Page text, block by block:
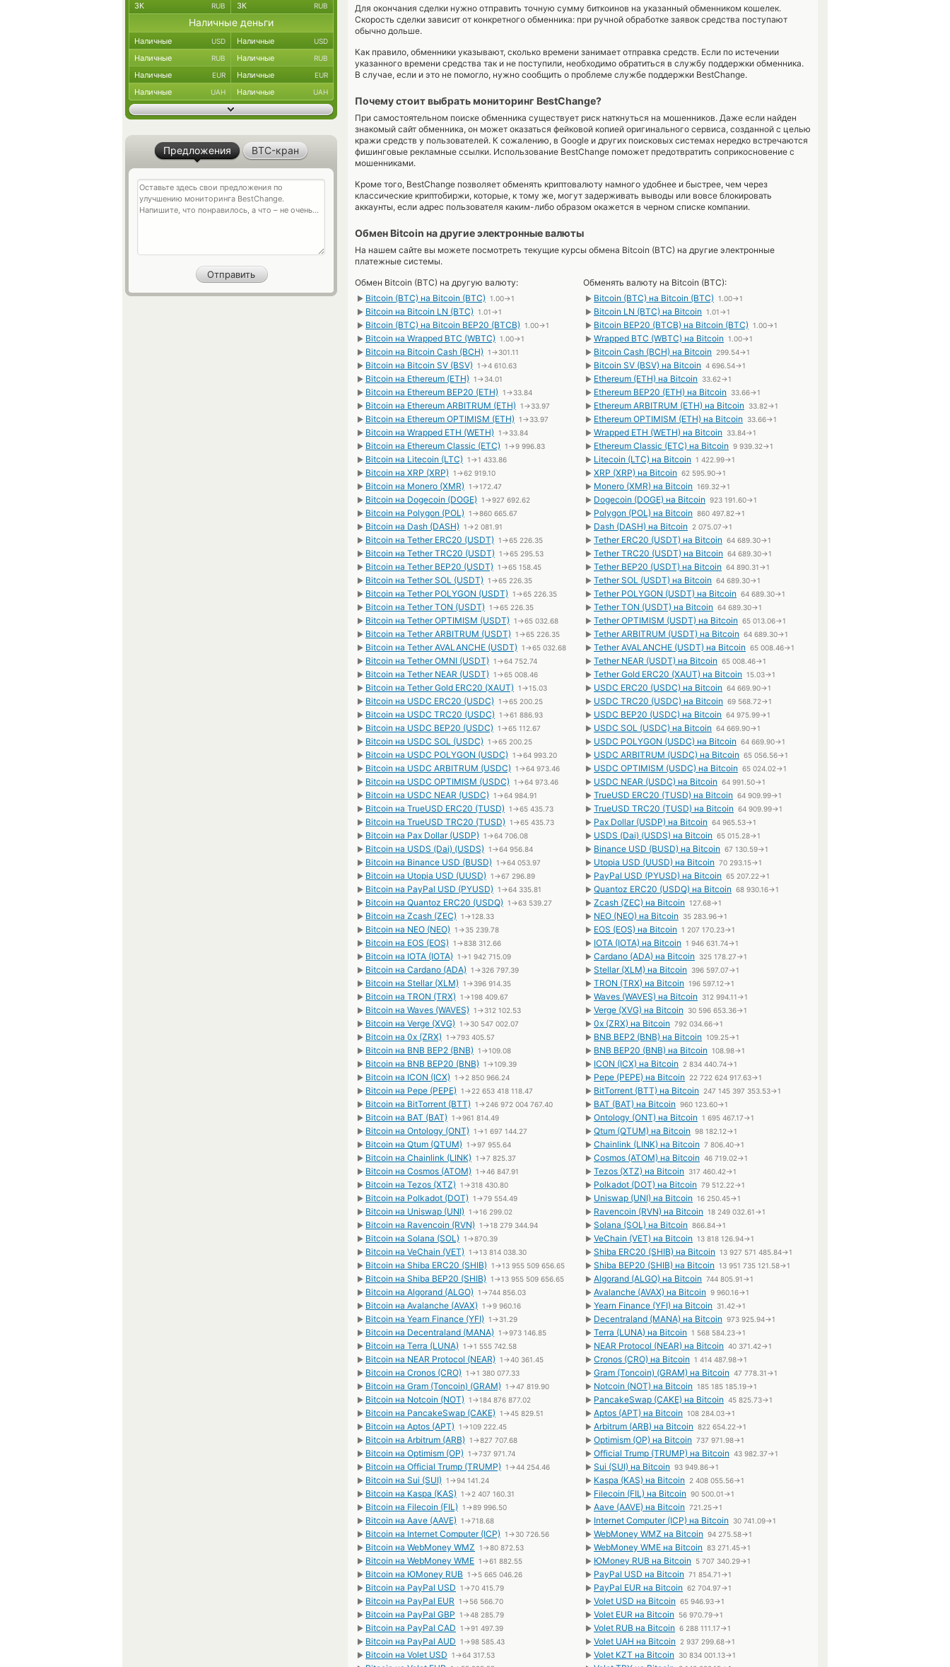
Для окончания сделки нужно отправить точную сумму биткоинов на указанный обменником кошелек.
Скорость сделки зависит от конкретного обменника: при ручной обработке заявок средства поступают
обычно дольше.
Как правило, обменники указывают, сколько времени занимает отправка средств. Если по истечении
указанного времени средства так и не поступили, необходимо обратиться в службу поддержки обменника.
В случае, если и это не помогло, нужно сообщить о проблеме службе поддержки BestChange.
Почему стоит выбрать мониторинг BestChange?
При самостоятельном поиске обменника существует риск наткнуться на мошенников. Даже если найден
знакомый сайт обменника, он может оказаться фейковой копией оригинального сервиса, созданной с целью
кражи средств у пользователей. К сожалению, в Google и других поисковых системах нередко встречаются
фишинговые рекламные ссылки. Использование BestChange поможет предотвратить соприкосновение с
мошенниками.
Кроме того, BestChange позволяет обменять криптовалюту намного удобнее и быстрее, чем через
классические криптобиржи, которые, к тому же, могут задерживать выводы или вовсе блокировать
аккаунты, если адрес пользователя каким-либо образом окажется в черном списке компании.
Обмен Bitcoin на другие электронные валюты
На нашем сайте вы можете посмотреть текущие курсы обмена Bitcoin (BTC) на другие электронные
платежные системы.
Обмен Bitcoin (BTC) на другую валюту:
► Bitcoin (BTC) на Bitcoin (BTC) 1.00→1
► Bitcoin на Bitcoin LN (BTC) 1.01→1
► Bitcoin (BTC) на Bitcoin BEP20 (BTCB) 1.00→1
► Bitcoin на Wrapped BTC (WBTC) 1.00→1
► Bitcoin на Bitcoin Cash (BCH) 1→301.11
► Bitcoin на Bitcoin SV (BSV) 1→4 610.63
► Bitcoin на Ethereum (ETH) 1→34.01
► Bitcoin на Ethereum BEP20 (ETH) 1→33.84
► Bitcoin на Ethereum ARBITRUM (ETH) 1→33.97
► Bitcoin на Ethereum OPTIMISM (ETH) 1→33.97
► Bitcoin на Wrapped ETH (WETH) 1→33.84
► Bitcoin на Ethereum Classic (ETC) 1→9 996.83
► Bitcoin на Litecoin (LTC) 1→1 433.86
► Bitcoin на XRP (XRP) 1→62 919.10
► Bitcoin на Monero (XMR) 1→172.47
► Bitcoin на Dogecoin (DOGE) 1→927 692.62
► Bitcoin на Polygon (POL) 1→860 665.67
► Bitcoin на Dash (DASH) 1→2 081.91
► Bitcoin на Tether ERC20 (USDT) 1→65 226.35
► Bitcoin на Tether TRC20 (USDT) 1→65 295.53
► Bitcoin на Tether BEP20 (USDT) 1→65 158.45
► Bitcoin на Tether SOL (USDT) 1→65 226.35
► Bitcoin на Tether POLYGON (USDT) 1→65 226.35
► Bitcoin на Tether TON (USDT) 1→65 226.35
► Bitcoin на Tether OPTIMISM (USDT) 1→65 032.68
► Bitcoin на Tether ARBITRUM (USDT) 1→65 226.35
► Bitcoin на Tether AVALANCHE (USDT) 1→65 032.68
► Bitcoin на Tether OMNI (USDT) 1→64 752.74
► Bitcoin на Tether NEAR (USDT) 1→65 008.46
► Bitcoin на Tether Gold ERC20 (XAUT) 1→15.03
► Bitcoin на USDC ERC20 (USDC) 1→65 200.25
► Bitcoin на USDC TRC20 (USDC) 1→61 886.93
► Bitcoin на USDC BEP20 (USDC) 1→65 112.67
► Bitcoin на USDC SOL (USDC) 1→65 200.25
► Bitcoin на USDC POLYGON (USDC) 1→64 993.20
► Bitcoin на USDC ARBITRUM (USDC) 1→64 973.46
► Bitcoin на USDC OPTIMISM (USDC) 1→64 973.46
► Bitcoin на USDC NEAR (USDC) 1→64 984.91
► Bitcoin на TrueUSD ERC20 (TUSD) 1→65 435.73
► Bitcoin на TrueUSD TRC20 (TUSD) 1→65 435.73
► Bitcoin на Pax Dollar (USDP) 1→64 706.08
► Bitcoin на USDS (Dai) (USDS) 1→64 956.84
► Bitcoin на Binance USD (BUSD) 1→64 053.97
► Bitcoin на Utopia USD (UUSD) 1→67 296.89
► Bitcoin на PayPal USD (PYUSD) 1→64 335.81
► Bitcoin на Quantoz ERC20 (USDQ) 1→63 539.27
► Bitcoin на Zcash (ZEC) 1→128.33
► Bitcoin на NEO (NEO) 1→35 239.78
► Bitcoin на EOS (EOS) 1→838 312.66
► Bitcoin на IOTA (IOTA) 1→1 942 715.09
► Bitcoin на Cardano (ADA) 1→326 797.39
► Bitcoin на Stellar (XLM) 1→396 914.35
► Bitcoin на TRON (TRX) 1→198 409.67
► Bitcoin на Waves (WAVES) 1→312 102.53
► Bitcoin на Verge (XVG) 1→30 547 002.07
► Bitcoin на 0x (ZRX) 1→793 405.57
► Bitcoin на BNB BEP2 (BNB) 1→109.08
► Bitcoin на BNB BEP20 (BNB) 1→109.39
► Bitcoin на ICON (ICX) 1→2 850 966.24
► Bitcoin на Pepe (PEPE) 1→22 653 418 118.47
► Bitcoin на BitTorrent (BTT) 1→246 972 004 767.40
► Bitcoin на BAT (BAT) 1→961 814.49
► Bitcoin на Ontology (ONT) 1→1 697 144.27
► Bitcoin на Qtum (QTUM) 1→97 955.64
► Bitcoin на Chainlink (LINK) 1→7 825.37
► Bitcoin на Cosmos (ATOM) 1→46 847.91
► Bitcoin на Tezos (XTZ) 1→318 430.80
► Bitcoin на Polkadot (DOT) 1→79 554.49
► Bitcoin на Uniswap (UNI) 1→16 299.02
► Bitcoin на Ravencoin (RVN) 1→18 279 344.94
► Bitcoin на Solana (SOL) 1→870.39
► Bitcoin на VeChain (VET) 1→13 814 038.30
► Bitcoin на Shiba ERC20 (SHIB) 1→13 955 509 656.65
► Bitcoin на Shiba BEP20 (SHIB) 1→13 955 509 656.65
► Bitcoin на Algorand (ALGO) 1→744 856.03
► Bitcoin на Avalanche (AVAX) 1→9 960.16
► Bitcoin на Yearn Finance (YFI) 1→31.29
► Bitcoin на Decentraland (MANA) 1→973 146.85
► Bitcoin на Terra (LUNA) 1→1 555 742.58
► Bitcoin на NEAR Protocol (NEAR) 1→40 361.45
► Bitcoin на Cronos (CRO) 1→1 380 077.33
► Bitcoin на Gram (Toncoin) (GRAM) 1→47 819.90
► Bitcoin на Notcoin (NOT) 1→184 876 877.02
► Bitcoin на PancakeSwap (CAKE) 1→45 829.51
► Bitcoin на Aptos (APT) 1→109 222.45
► Bitcoin на Arbitrum (ARB) 1→827 707.68
► Bitcoin на Optimism (OP) 1→737 971.74
► Bitcoin на Official Trump (TRUMP) 1→44 254.46
► Bitcoin на Sui (SUI) 1→94 141.24
► Bitcoin на Kaspa (KAS) 1→2 407 160.31
► Bitcoin на Filecoin (FIL) 1→89 996.50
► Bitcoin на Aave (AAVE) 1→718.68
► Bitcoin на Internet Computer (ICP) 1→30 726.56
► Bitcoin на WebMoney WMZ 1→80 872.53
► Bitcoin на WebMoney WME 1→61 882.55
► Bitcoin на ЮMoney RUB 1→5 665 046.26
► Bitcoin на PayPal USD 1→70 415.79
► Bitcoin на PayPal EUR 1→56 566.70
► Bitcoin на PayPal GBP 1→48 285.79
► Bitcoin на PayPal CAD 1→91 497.39
► Bitcoin на PayPal AUD 1→98 585.43
► Bitcoin на Volet USD 1→64 317.53
Обменять валюту на Bitcoin (BTC):
► Bitcoin (BTC) на Bitcoin (BTC) 1.00→1
► Bitcoin LN (BTC) на Bitcoin 1.01→1
► Bitcoin BEP20 (BTCB) на Bitcoin (BTC) 1.00→1
► Wrapped BTC (WBTC) на Bitcoin 1.00→1
► Bitcoin Cash (BCH) на Bitcoin
299.54→1
► Bitcoin SV (BSV) на Bitcoin 4 696.54→1
► Ethereum (ETH) на Bitcoin
33.62→1
► Ethereum BEP20 (ETH) на Bitcoin
33.66→1
► Ethereum ARBITRUM (ETH) на Bitcoin
33.82→1
► Ethereum OPTIMISM (ETH) на Bitcoin
33.66→1
► Wrapped ETH (WETH) на Bitcoin
33.84→1
► Ethereum Classic (ETC) на Bitcoin 9 939.32→1
► Litecoin (LTC) на Bitcoin 1 422.99→1
► XRP (XRP) на Bitcoin 62 595.90→1
► Monero (XMR) на Bitcoin 169.32→1
► Dogecoin (DOGE) на Bitcoin 923 191.60→1
► Polygon (POL) на Bitcoin 860 497.82→1
► Dash (DASH) на Bitcoin
2 075.07→1
► Tether ERC20 (USDT) на Bitcoin 64 689.30→1
► Tether TRC20 (USDT) на Bitcoin 64 689.30→1
► Tether BEP20 (USDT) на Bitcoin 64 890.31→1
► Tether SOL (USDT) на Bitcoin 64 689.30→1
► Tether POLYGON (USDT) на Bitcoin 64 689.30→1
► Tether TON (USDT) на Bitcoin 64 689.30→1
► Tether OPTIMISM (USDT) на Bitcoin 65 013.06→1
► Tether ARBITRUM (USDT) на Bitcoin 64 689.30→1
► Tether AVALANCHE (USDT) на Bitcoin 65 008.46→1
► Tether NEAR (USDT) на Bitcoin 65 008.46→1
► Tether Gold ERC20 (XAUT) на Bitcoin 15.03→1
► USDC ERC20 (USDC) на Bitcoin 64 669.90→1
► USDC TRC20 (USDC) на Bitcoin 69 568.72→1
► USDC BEP20 (USDC) на Bitcoin 64 975.99→1
► USDC SOL (USDC) на Bitcoin 64 669.90→1
► USDC POLYGON (USDC) на Bitcoin 64 669.90→1
► USDC ARBITRUM (USDC) на Bitcoin 65 056.56→1
► USDC OPTIMISM (USDC) на Bitcoin 65 024.02→1
► USDC NEAR (USDC) на Bitcoin 64 991.50→1
► TrueUSD ERC20 (TUSD) на Bitcoin 64 909.99→1
► TrueUSD TRC20 (TUSD) на Bitcoin 64 909.99→1
► Pax Dollar (USDP) на Bitcoin 64 965.53→1
► USDS (Dai) (USDS) на Bitcoin 65 015.28→1
► Binance USD (BUSD) на Bitcoin 67 130.59→1
► Utopia USD (UUSD) на Bitcoin 70 293.15→1
► PayPal USD (PYUSD) на Bitcoin 65 207.22→1
► Quantoz ERC20 (USDQ) на Bitcoin 68 930.16→1
► Zcash (ZEC) на Bitcoin 127.68→1
► NEO (NEO) на Bitcoin
35 283.96→1
► EOS (EOS) на Bitcoin 1 207 170.23→1
► IOTA (IOTA) на Bitcoin 1 946 631.74→1
► Cardano (ADA) на Bitcoin
325 178.27→1
► Stellar (XLM) на Bitcoin
396 597.07→1
► TRON (TRX) на Bitcoin 196 597.12→1
► Waves (WAVES) на Bitcoin
312 994.11→1
► Verge (XVG) на Bitcoin
30 596 653.36→1
► 0x (ZRX) на Bitcoin 792 034.66→1
► BNB BEP2 (BNB) на Bitcoin 109.25→1
► BNB BEP20 (BNB) на Bitcoin 108.98→1
► ICON (ICX) на Bitcoin
2 834 440.74→1
► Pepe (PEPE) на Bitcoin
22 722 624 917.63→1
► BitTorrent (BTT) на Bitcoin
247 145 397 353.53→1
► BAT (BAT) на Bitcoin 960 123.60→1
► Ontology (ONT) на Bitcoin 1 695 467.17→1
► Qtum (QTUM) на Bitcoin 98 182.12→1
► Chainlink (LINK) на Bitcoin 7 806.40→1
► Cosmos (ATOM) на Bitcoin 46 719.02→1
► Tezos (XTZ) на Bitcoin
317 460.42→1
► Polkadot (DOT) на Bitcoin 79 512.22→1
► Uniswap (UNI) на Bitcoin 16 250.45→1
► Ravencoin (RVN) на Bitcoin 18 249 032.61→1
► Solana (SOL) на Bitcoin 866.84→1
► VeChain (VET) на Bitcoin 13 818 126.94→1
► Shiba ERC20 (SHIB) на Bitcoin 13 927 571 485.84→1
► Shiba BEP20 (SHIB) на Bitcoin 13 951 735 121.58→1
► Algorand (ALGO) на Bitcoin 744 805.91→1
► Avalanche (AVAX) на Bitcoin 9 960.16→1
► Yearn Finance (YFI) на Bitcoin
31.42→1
► Decentraland (MANA) на Bitcoin 973 925.94→1
► Terra (LUNA) на Bitcoin 1 568 584.23→1
► NEAR Protocol (NEAR) на Bitcoin 40 371.42→1
► Cronos (CRO) на Bitcoin 1 414 487.98→1
► Gram (Toncoin) (GRAM) на Bitcoin 47 778.31→1
► Notcoin (NOT) на Bitcoin 185 185 185.19→1
► PancakeSwap (CAKE) на Bitcoin 45 825.73→1
► Aptos (APT) на Bitcoin 108 284.03→1
► Arbitrum (ARB) на Bitcoin 822 654.22→1
► Optimism (OP) на Bitcoin 737 971.98→1
► Official Trump (TRUMP) на Bitcoin 43 982.37→1
► Sui (SUI) на Bitcoin 93 949.86→1
► Kaspa (KAS) на Bitcoin
2 408 055.56→1
► Filecoin (FIL) на Bitcoin 90 500.01→1
► Aave (AAVE) на Bitcoin 721.25→1
► Internet Computer (ICP) на Bitcoin
30 741.09→1
► WebMoney WMZ на Bitcoin 94 275.58→1
► WebMoney WME на Bitcoin 83 271.45→1
► ЮMoney RUB на Bitcoin
5 707 340.29→1
► PayPal USD на Bitcoin 71 854.71→1
► PayPal EUR на Bitcoin 62 704.97→1
► Volet USD на Bitcoin 65 946.93→1
► Volet EUR на Bitcoin
56 970.79→1
► Volet RUB на Bitcoin 6 288 111.17→1
► Volet UAH на Bitcoin
2 937 299.68→1
► Volet KZT на Bitcoin
30 834 001.13→1
ЗК RUB ЗК RUB
Наличные деньги
Наличные USD Наличные USD
Наличные RUB Наличные RUB
Наличные EUR Наличные EUR
Наличные UAH Наличные UAH
Предложения BTC-кран